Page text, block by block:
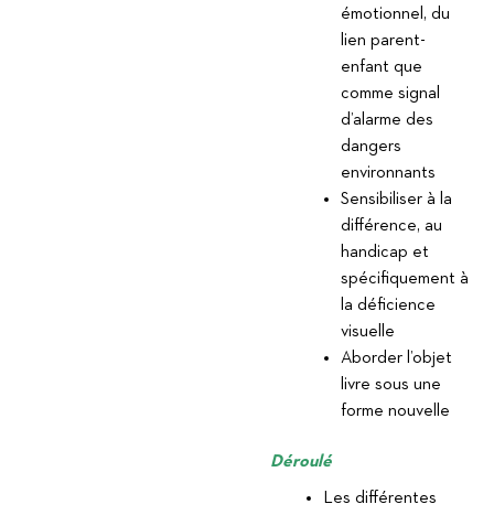
émotionnel, du
lien parent-
enfant que
comme signal
d’alarme des
dangers
environnants
Sensibiliser à la
différence, au
handicap et
spécifiquement à
la déficience
visuelle
Aborder l’objet
livre sous une
forme nouvelle
Déroulé
Les différentes